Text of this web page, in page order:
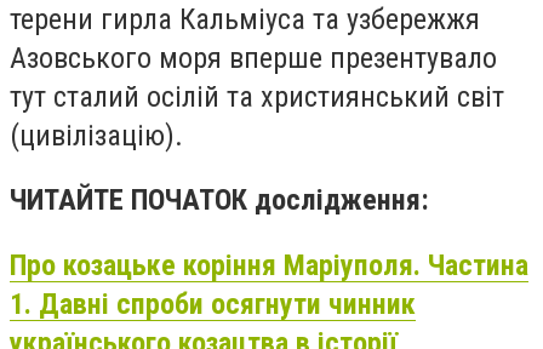
терени гирла Кальміуса та узбережжя
Азовського моря вперше презентувало
тут сталий осілій та християнський світ
(цивілізацію).
ЧИТАЙТЕ ПОЧАТОК дослідження:
Про козацьке коріння Маріуполя. Частина
1. Давні спроби осягнути чинник